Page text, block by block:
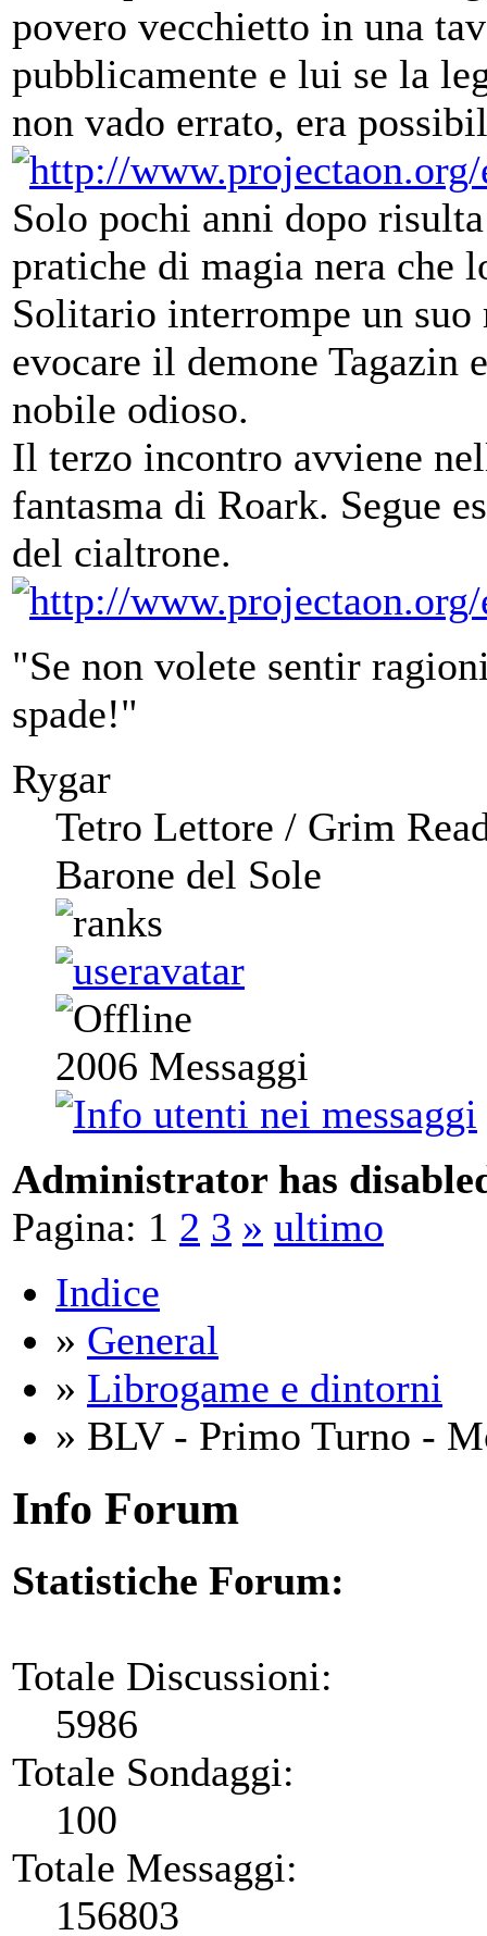
povero vecchietto in una
pubblicamente e lui se la
non vado errato, era
Solo pochi anni dopo
pratiche di magia nera che
Solitario interrompe un
evocare il demone Tagazin
nobile odioso.
Il terzo incontro avviene
fantasma di Roark. Segue
del cialtrone.
"Se non volete sentir
spade!"
Rygar
Tetro Lettore / Grim
Barone del Sole
2006 Messaggi
Administrator has
Pagina: 1 2 3 » ultimo
Indice
» General
» Librogame e dintorni
» BLV - Primo Turno -
Info Forum
Statistiche Forum:
Totale Discussioni:
5986
Totale Sondaggi:
100
Totale Messaggi:
156803